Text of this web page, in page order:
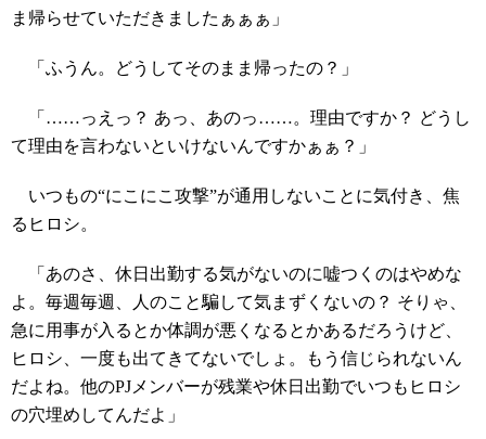
ま帰らせていただきましたぁぁぁ」
「ふうん。どうしてそのまま帰ったの？」
「……っえっ？ あっ、あのっ……。理由ですか？ どうし
て理由を言わないといけないんですかぁぁ？」
いつもの“にこにこ攻撃”が通用しないことに気付き、焦
るヒロシ。
「あのさ、休日出勤する気がないのに嘘つくのはやめな
よ。毎週毎週、人のこと騙して気まずくないの？ そりゃ、
急に用事が入るとか体調が悪くなるとかあるだろうけど、
ヒロシ、一度も出てきてないでしょ。もう信じられないん
だよね。他のPJメンバーが残業や休日出勤でいつもヒロシ
の穴埋めしてんだよ」